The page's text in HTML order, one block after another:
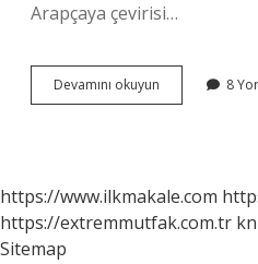
Arapçaya çevirisi…
Devamını okuyun
Hangi
8
https://www.ilkmakale.com
https://extremmutfak.com.tr
Sitemap